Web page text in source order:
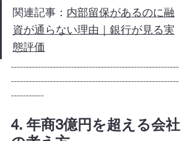
関連記事： 内部留保があるのに融
資が通らない理由｜銀行が見る実
態評価
--------------------------------------------------------
--------------------------------------------------------
-----------
4. 年商3億円を超える会社